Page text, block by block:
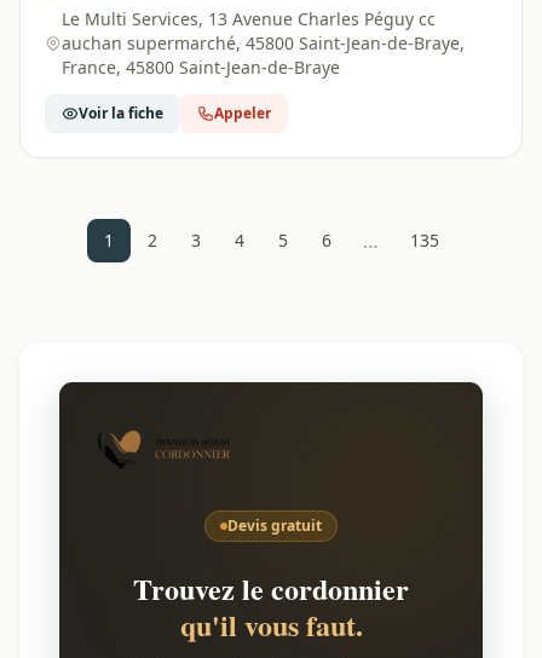
Le Multi Services, 13 Avenue Charles Péguy cc
auchan supermarché, 45800 Saint-Jean-de-Braye,
France, 45800 Saint-Jean-de-Braye
Voir la fiche Appeler
1 2 3 4 5 6 … 135
Devis gratuit
Trouvez le cordonnier
qu'il vous faut.